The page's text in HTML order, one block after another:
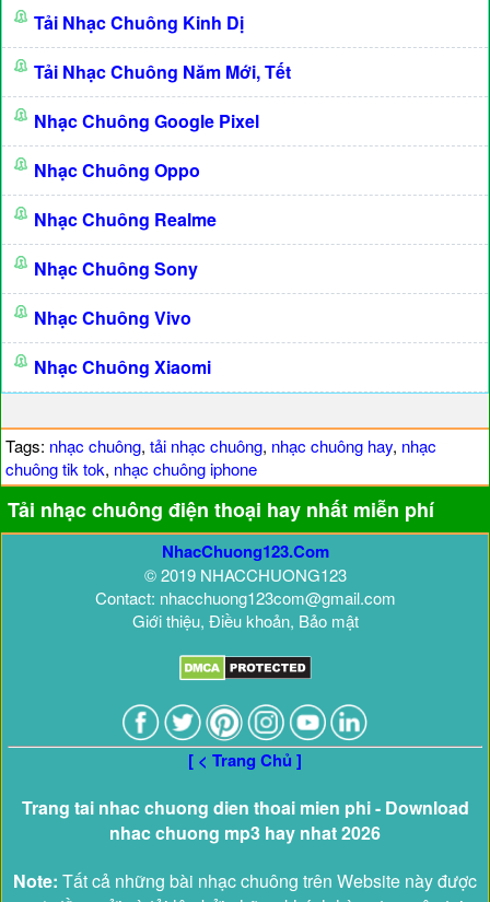
Tải Nhạc Chuông Kinh Dị
Tải Nhạc Chuông Năm Mới, Tết
Nhạc Chuông Google Pixel
Nhạc Chuông Oppo
Nhạc Chuông Realme
Nhạc Chuông Sony
Nhạc Chuông Vivo
Nhạc Chuông Xiaomi
Tags: nhạc chuông, tải nhạc chuông, nhạc chuông hay, nhạc
chuông tik tok, nhạc chuông iphone
Tải nhạc chuông điện thoại hay nhất miễn phí
NhacChuong123.Com
© 2019 NHACCHUONG123
Contact: nhacchuong123com@gmail.com
Giới thiệu, Điều khoản, Bảo mật
[ < Trang Chủ ]
Trang tai nhac chuong dien thoai mien phi - Download
nhac chuong mp3 hay nhat 2026
Note: Tất cả những bài nhạc chuông trên Website này được